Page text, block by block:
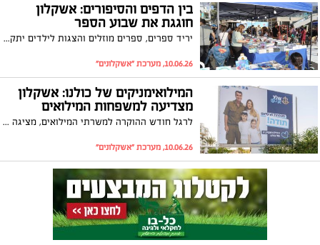
בין הדפים והסיפורים: אשקלון
חוגגת את שבוע הספר
יריד ספרים, ספרים מוזלים והצגות לילדים יתקיימו ברחבי העיר במסגרת שבוע הספר העברי
10.06.26, מערכת "אשקלונים"
המילואימניקים של כולנו: אשקלון
מצדיעה למשפחות המילואים
לרגל חודש ההוקרה למשרתי המילואים, מציגה עיריית אשקלון ברחבי העיר ארבע משפחות מילואים כחלק מקמפיין הוקרה ארצי
10.06.26, מערכת "אשקלונים"